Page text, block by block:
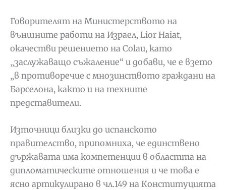
Говорителят на Министерството на
външните работи на Израел, Lior Haiat,
окачестви решението на Colau, като
„заслужаващо съжаление“ и добави, че е взето
„в противоречие с мнозинството граждани на
Барселона, както и на техните
представители.
Източници близки до испанското
правителство, припомниха, че единствено
държавата има компетенции в областта на
дипломатическите отношения и че това е
ясно артикулирано в чл.149 на Конституцията